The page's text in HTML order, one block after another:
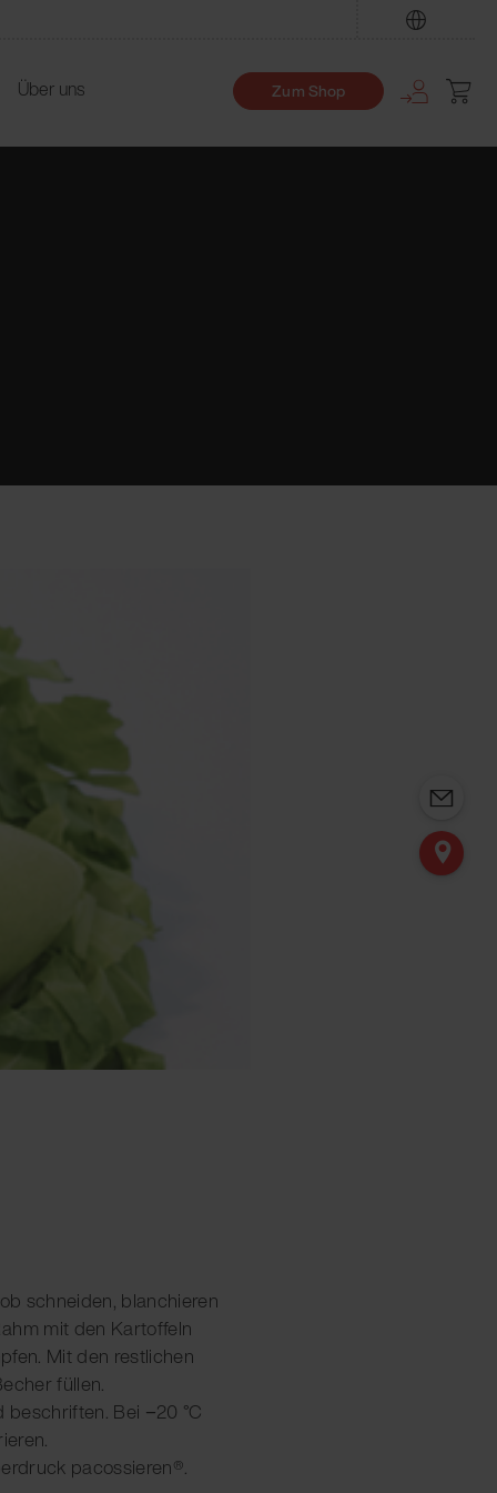
Über uns Zum Shop
schneiden, blanchieren
mit den Kartoffeln
Mit den restlichen
füllen.
beschriften. Bei −20 °C
pacossieren®.